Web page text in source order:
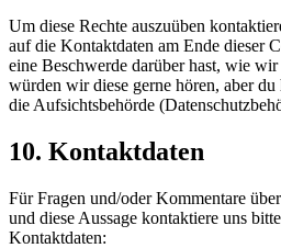
Um diese Rechte auszuüben
auf die Kontaktdaten am Ende dieser
eine Beschwerde darüber hast, wie
würden wir diese gerne hören, aber du
die Aufsichtsbehörde
10. Kontaktdaten
Für Fragen und/oder Kommentare
und diese Aussage kontaktiere uns
Kontaktdaten: